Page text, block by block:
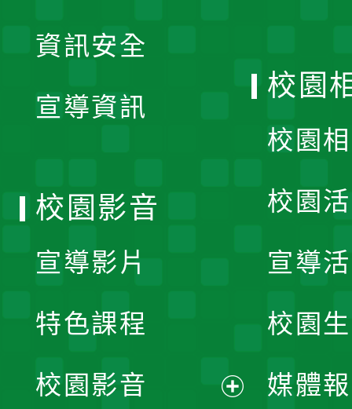
資訊安全
宣導資訊
校園
校園
校園
宣導
校園
媒體
校園影音
宣導影片
特色課程
校園影音